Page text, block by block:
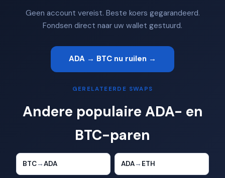
Geen account vereist. Beste koers gegarandeerd.
Fondsen direct naar uw wallet gestuurd.
ADA → BTC nu ruilen →
GERELATEERDE SWAPS
Andere populaire ADA- en
BTC-paren
BTC→ADA ADA→ ETH